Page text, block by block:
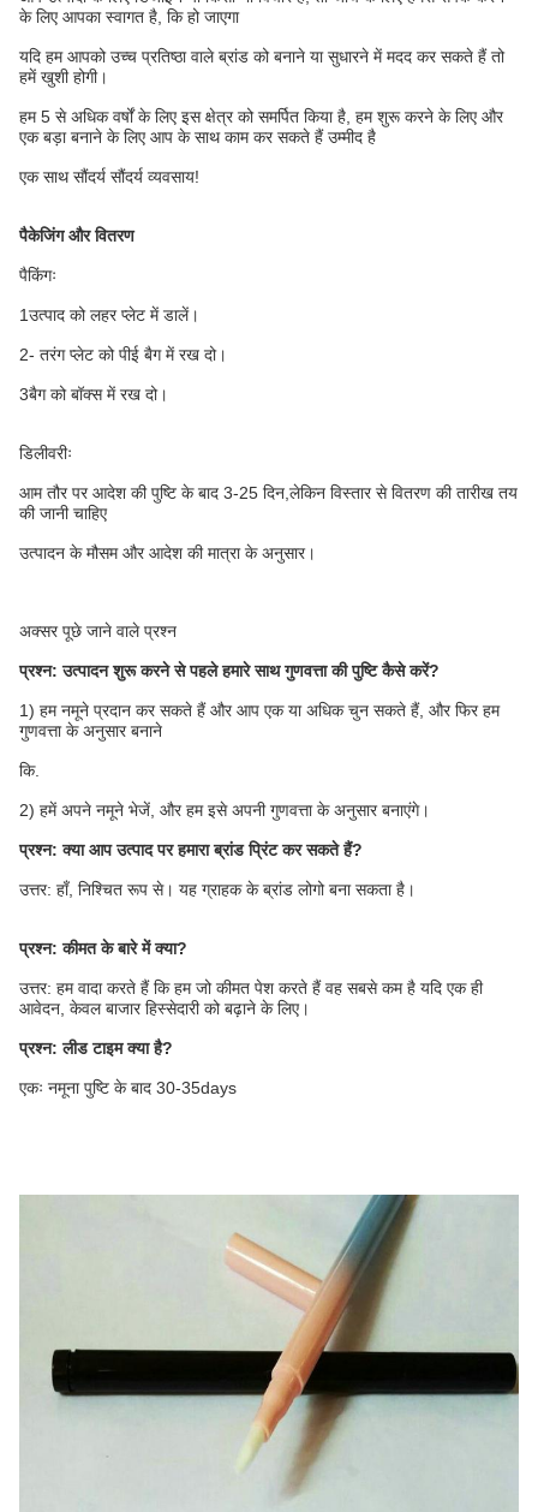
के लिए आपका स्वागत है, कि हो जाएगा
यदि हम आपको उच्च प्रतिष्ठा वाले ब्रांड को बनाने या सुधारने में मदद कर सकते हैं तो
हमें खुशी होगी।
हम 5 से अधिक वर्षों के लिए इस क्षेत्र को समर्पित किया है, हम शुरू करने के लिए और
एक बड़ा बनाने के लिए आप के साथ काम कर सकते हैं उम्मीद है
एक साथ सौंदर्य सौंदर्य व्यवसाय!
पैकेजिंग और वितरण
पैकिंगः
1उत्पाद को लहर प्लेट में डालें।
2- तरंग प्लेट को पीई बैग में रख दो।
3बैग को बॉक्स में रख दो।
डिलीवरीः
आम तौर पर आदेश की पुष्टि के बाद 3-25 दिन,लेकिन विस्तार से वितरण की तारीख तय
की जानी चाहिए
उत्पादन के मौसम और आदेश की मात्रा के अनुसार।
अक्सर पूछे जाने वाले प्रश्न
प्रश्न: उत्पादन शुरू करने से पहले हमारे साथ गुणवत्ता की पुष्टि कैसे करें?
1) हम नमूने प्रदान कर सकते हैं और आप एक या अधिक चुन सकते हैं, और फिर हम
गुणवत्ता के अनुसार बनाने
कि.
2) हमें अपने नमूने भेजें, और हम इसे अपनी गुणवत्ता के अनुसार बनाएंगे।
प्रश्न: क्या आप उत्पाद पर हमारा ब्रांड प्रिंट कर सकते हैं?
उत्तर: हाँ, निश्चित रूप से। यह ग्राहक के ब्रांड लोगो बना सकता है।
प्रश्न: कीमत के बारे में क्या?
उत्तर: हम वादा करते हैं कि हम जो कीमत पेश करते हैं वह सबसे कम है यदि एक ही
आवेदन, केवल बाजार हिस्सेदारी को बढ़ाने के लिए।
प्रश्न: लीड टाइम क्या है?
एकः नमूना पुष्टि के बाद 30-35days